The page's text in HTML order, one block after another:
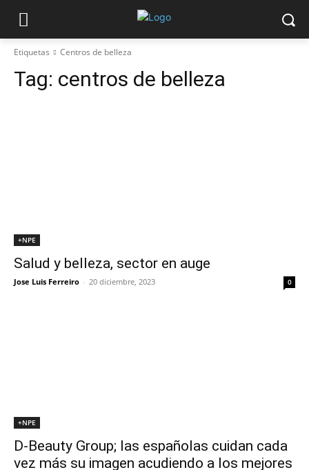
Etiquetas Centros de belleza
Tag: centros de belleza
+NPE
Salud y belleza, sector en auge
Jose Luis Ferreiro - 20 diciembre, 2023 0
+NPE
D-Beauty Group; las españolas cuidan cada
vez más su imagen acudiendo a los mejores